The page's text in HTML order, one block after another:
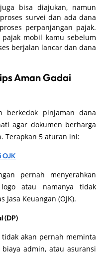
bisa diajukan, namun
survei dan ada dana
perpanjangan pajak.
mobil kamu sebelum
berjalan lancar dan dana
Aman Gadai
berkedok pinjaman dana
agar dokumen berharga
Terapkan 5 aturan ini:
OJK
pernah menyerahkan
atau namanya tidak
Keuangan (OJK).
(DP)
tidak akan pernah meminta
admin, atau asuransi